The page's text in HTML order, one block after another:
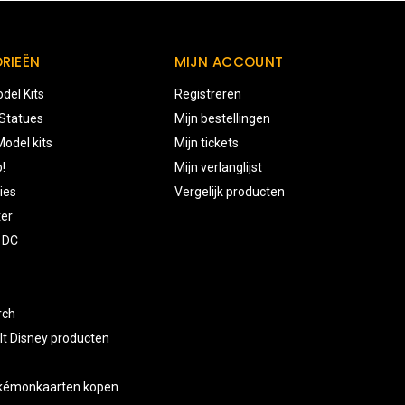
Kits
kits
Disney producten
kopen
MIJN ACCOUNT
Registreren
Mijn bestellingen
Mijn tickets
Mijn verlanglijst
Vergelijk producten